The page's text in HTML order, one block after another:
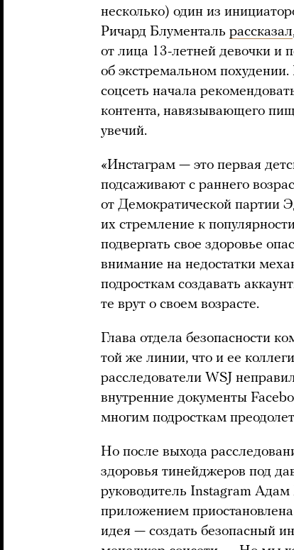
несколько) один из
Ричард Блументаль рассказал
от лица 13-летней девочки и
об экстремальном
соцсеть начала
контента, навязывающего
увечий.
«Инстаграм — это первая
подсаживают с раннего
от Демократической партии
их стремление к
подвергать свое здоровье
внимание на недостатки
подросткам создавать
те врут о своем возрасте.
Глава отдела безопасности
той же линии, что и ее
расследователи WSJ
внутренние документы
многим подросткам
Но после выхода
здоровья тинейджеров под
руководитель Instagram
приложением
идея — создать безопасный